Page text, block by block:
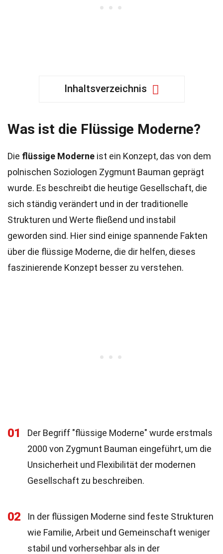
Inhaltsverzeichnis
Was ist die Flüssige Moderne?
Die flüssige Moderne ist ein Konzept, das von dem
polnischen Soziologen Zygmunt Bauman geprägt
wurde. Es beschreibt die heutige Gesellschaft, die
sich ständig verändert und in der traditionelle
Strukturen und Werte fließend und instabil
geworden sind. Hier sind einige spannende Fakten
über die flüssige Moderne, die dir helfen, dieses
faszinierende Konzept besser zu verstehen.
01
Der Begriff "flüssige Moderne" wurde erstmals
2000 von Zygmunt Bauman eingeführt, um die
Unsicherheit und Flexibilität der modernen
Gesellschaft zu beschreiben.
02
In der flüssigen Moderne sind feste Strukturen
wie Familie, Arbeit und Gemeinschaft weniger
stabil und vorhersehbar als in der